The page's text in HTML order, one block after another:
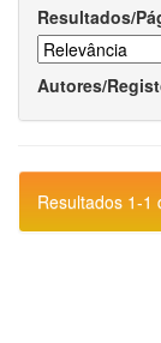
Resultados/
Autores/
Resultados 1-1